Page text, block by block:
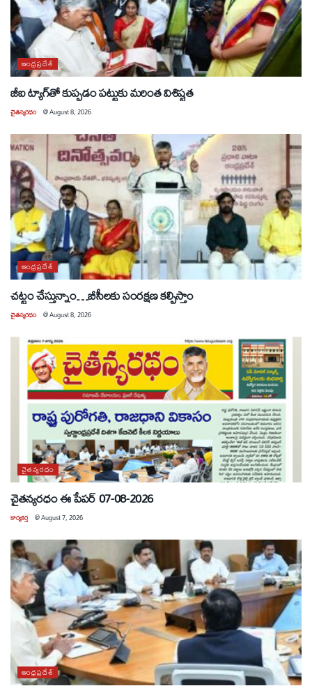
ఆంధ్రప్రదేశ్
జీఐ ట్యాగ్‌తో కుప్పడం పట్టుకు మరింత విశిష్టత
చైతన్యరధం @August 8, 2026
ఆంధ్రప్రదేశ్
చట్టం చేస్తున్నాం…బీసీలకు సంరక్షణ కల్పిస్తాం
చైతన్యరధం @August 8, 2026
చైతన్యరధం
చైతన్యరధం ఈ పేపర్ 07-08-2026
కార్యకర్త @August 7, 2026
ఆంధ్రప్రదేశ్